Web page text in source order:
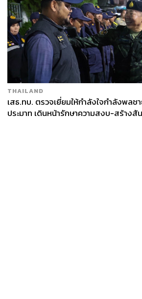
THAILAND
เสธ.ทบ. ตรวจเยี่ยมให้กำลังใจกำลังพลช
ประมาท เดินหน้ารักษาความสงบ-สร้างสั